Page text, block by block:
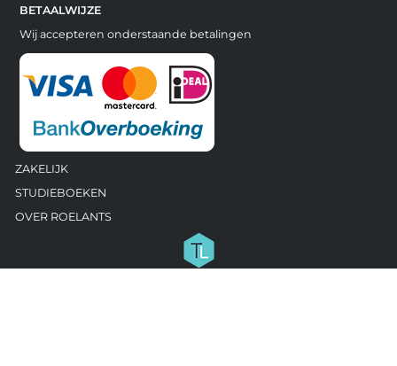
BETAALWIJZE
Wij accepteren onderstaande betalingen
ZAKELIJK
STUDIEBOEKEN
OVER ROELANTS